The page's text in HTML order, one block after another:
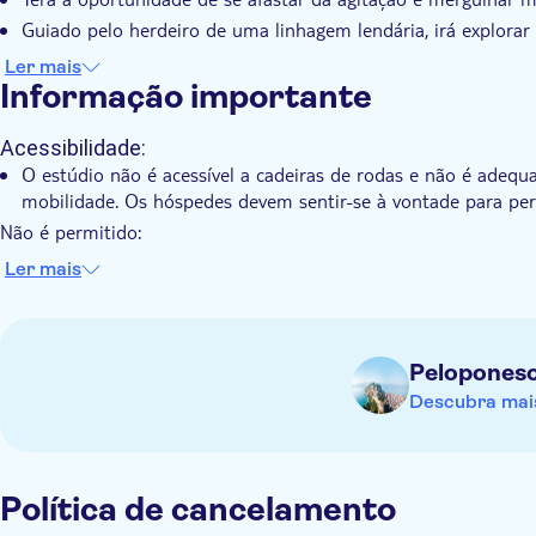
Guiado pelo herdeiro de uma linhagem lendária, irá
Isto é mais do que apenas um workshop, é uma
Ler mais
Informação importante
Acessibilidade:
O estúdio não é acessível a cadeiras de rodas e não é
mobilidade. Os hóspedes devem sentir-se à vontade para
Não é permitido:
Recomendado para maiores de 7 anos, devido à
operador local disponibiliza uma ferramenta de IA que
smartphone na sua língua materna (com uma pausa
Ler mais
Descubra
Política de cancelamento